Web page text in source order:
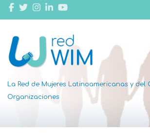
La Red de Mujeres Latinoamericanas y del
Organizaciones